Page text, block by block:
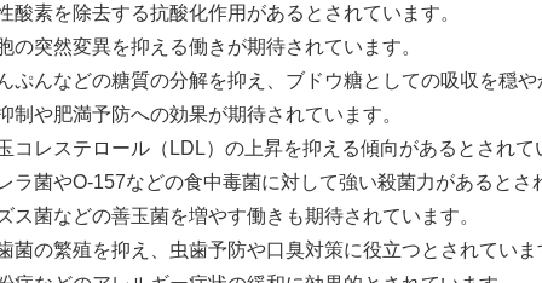
酸素を除去する抗酸化作用があるとされています。
の突然変異を抑える働きが期待されています。
ぷんなどの糖質の分解を抑え、ブドウ糖としての吸収を穏
制や肥満予防への効果が期待されています。
コレステロール（LDL）の上昇を抑える傾向があるとされて
ラ菌やO-157などの食中毒菌に対して強い殺菌力があると
ス菌などの善玉菌を増やす働きも期待されています。
菌の繁殖を抑え、虫歯予防や口臭対策に役立つとされていま